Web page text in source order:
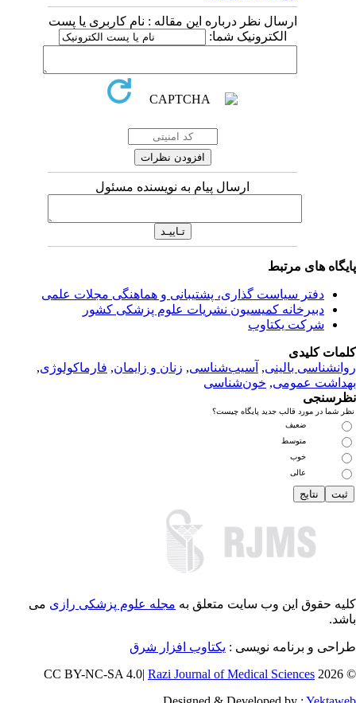
ارسال نظر درباره این مقاله : نام کاربری یا پست
الکترونیک شما:
ارسال پیام به نویسنده مسئول
های مرتبط
دفتر سیاست گذاری، پشتیبانی و هماهنگی مجلات علمی
دبیرخانه کمیسیون نشریات علوم پزشکی کشور
شرکت یکتاوب
کلیدی
بالینی, آسیب‌شناسی, زنان و زایمان,فارماکولوژی ,
عمومی, خون‌شناسی
شما در مورد قالب جدید پایگاه چیست؟
ضعیف
متوسط
خوب
عالی
حقوق این وب سایت متعلق بهمجله علوم پزشکی رازی می
و برنامه نویسی : یکتاوب افزار شرق
©
Razi Journal of Medical Sciences